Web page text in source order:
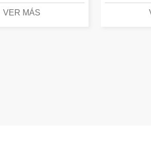
VER MÁS